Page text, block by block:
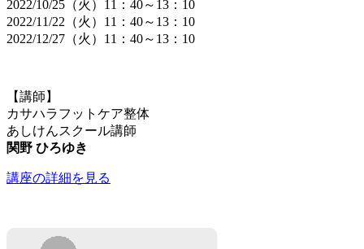
2022/10/25（火）11：40～13：10
2022/11/22（火）11：40～13：10
2022/12/27（火）11：40～13：10
【講師】
カサハラフットケア整体
あしけんスクール講師
関野 ひろゆき
講座の詳細を見る